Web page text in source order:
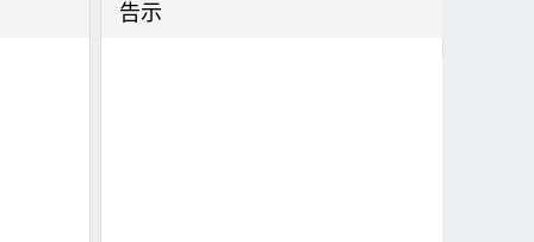
告示